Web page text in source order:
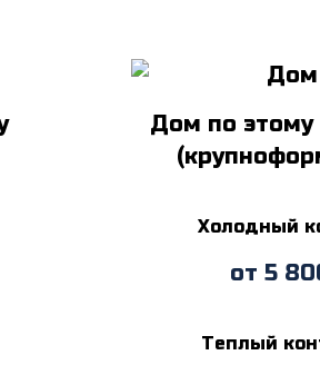
Дом по этому
Холодный
от5
Теплый